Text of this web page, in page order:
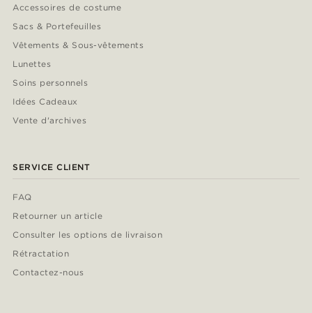
Accessoires de costume
Sacs & Portefeuilles
Vêtements & Sous-vêtements
Lunettes
Soins personnels
Idées Cadeaux
Vente d'archives
SERVICE CLIENT
FAQ
Retourner un article
Consulter les options de livraison
Rétractation
Contactez-nous